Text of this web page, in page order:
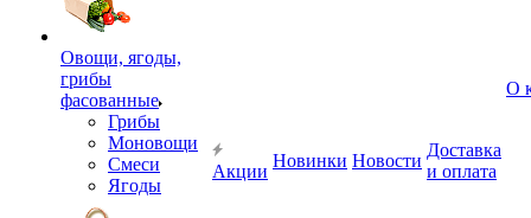
Овощи, ягоды,
грибы
фасованные
Грибы
Моновощи
Смеси
Ягоды
Акции
Новинки Новости
Доставка
и оплата
О